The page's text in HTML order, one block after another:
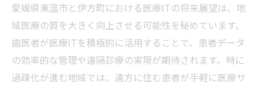
愛媛県東温市と伊方町における医療ITの将来展望は、地
域医療の質を大きく向上させる可能性を秘めています。
歯医者が医療ITを積極的に活用することで、患者データ
の効率的な管理や遠隔診療の実現が期待されます。特に
過疎化が進む地域では、遠方に住む患者が手軽に医療サ